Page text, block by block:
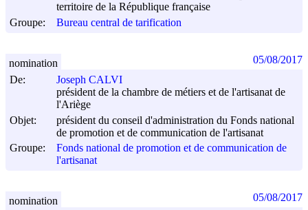
territoire de la République française
Groupe:
Bureau central de tarification
De:
Joseph CALVI
président de la chambre de métiers et de l'artisanat de
l'Ariège
Objet:
président du conseil d'administration du Fonds national
de promotion et de communication de l'artisanat
Groupe:
Fonds national de promotion et de communication de
l'artisanat
nomination 05/08/2017
nomination 05/08/2017